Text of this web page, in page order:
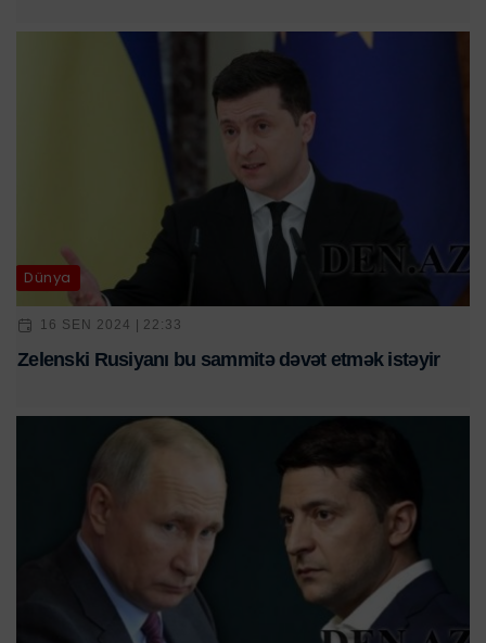
Dünya
16 SEN 2024 | 22:33
Zelenski Rusiyanı bu sammitə dəvət etmək istəyir